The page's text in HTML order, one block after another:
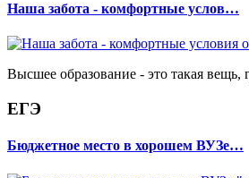
Наша забота - комфортные услов…
Высшее образование - это такая
ЕГЭ
Бюджетное место в хорошем ВУЗе…